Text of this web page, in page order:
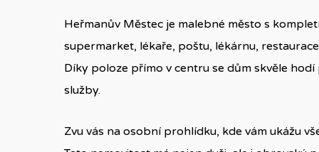
Heřmanův Městec je malebné město s
supermarket, lékaře, poštu, lékárnu,
Díky poloze přímo v centru se dům skvěle
služby.
Zvu vás na osobní prohlídku, kde vám ukážu